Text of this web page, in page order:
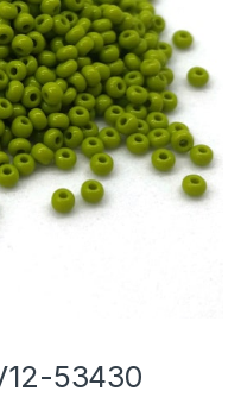
53430